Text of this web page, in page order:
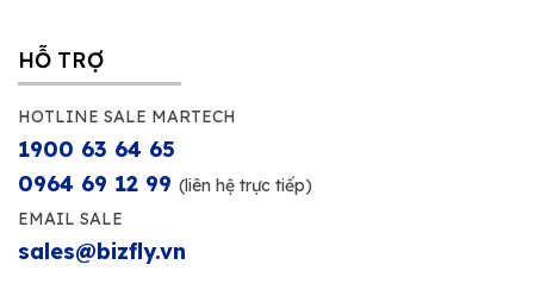
HỖ TRỢ
HOTLINE SALE MARTECH
1900 63 64 65
0964 69 12 99 (liên hệ trực tiếp)
EMAIL SALE
sales@bizfly.vn